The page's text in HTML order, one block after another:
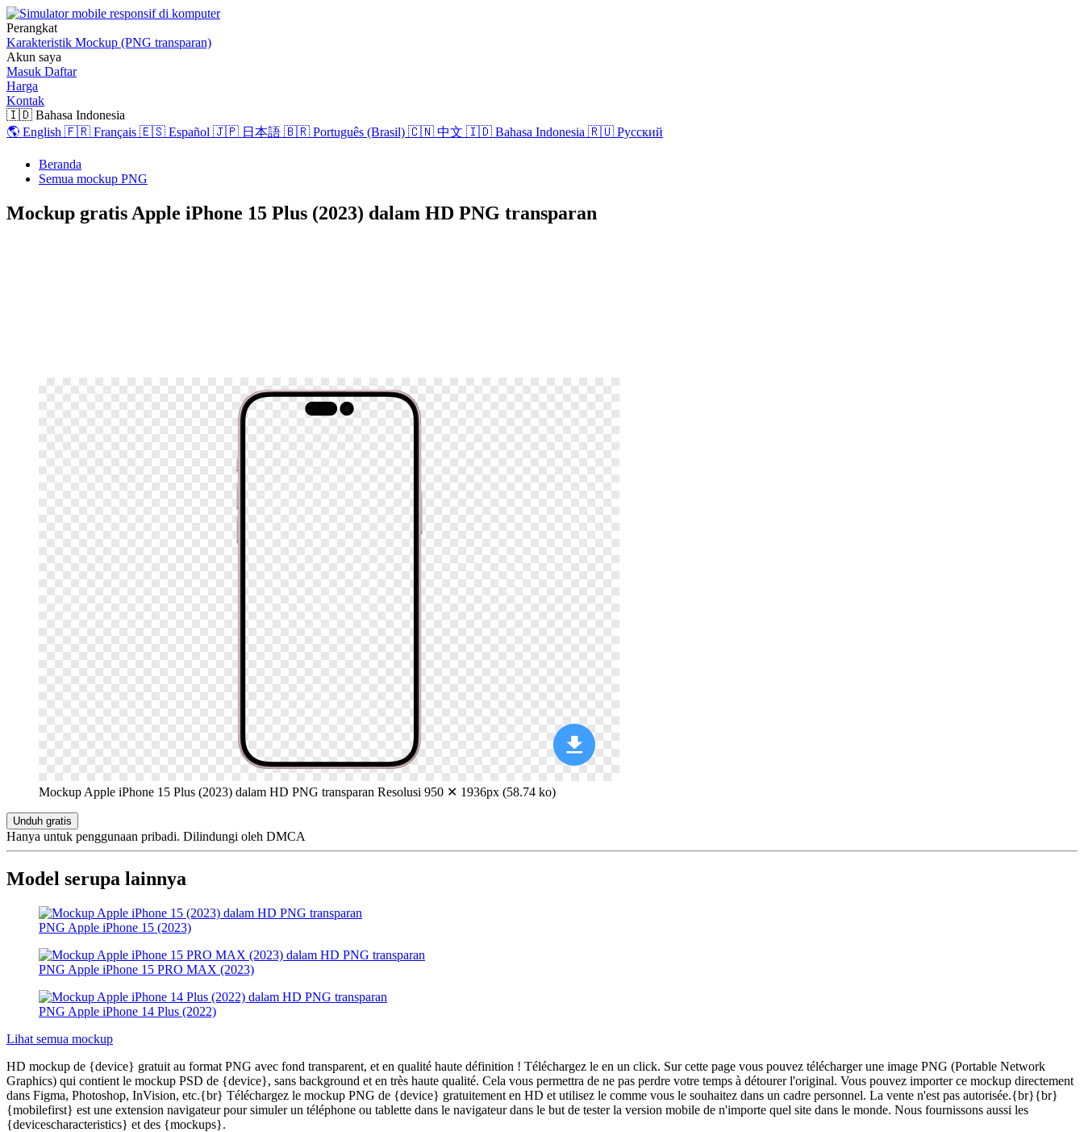
Perangkat
Karakteristik Mockup (PNG transparan)
Akun saya
Masuk Daftar
Harga
Kontak
🇮🇩 Bahasa Indonesia
🌎 English 🇫🇷 Français 🇪🇸 Español 🇯🇵 日本語 🇧🇷 Português (Brasil) 🇨🇳 中文 🇮🇩 Bahasa Indonesia 🇷🇺 Русский
Beranda
Semua mockup PNG
Mockup gratis Apple iPhone 15 Plus (2023) dalam HD PNG transparan
Mockup Apple iPhone 15 Plus (2023) dalam HD PNG transparan Resolusi 950 ✕ 1936px (58.74 ko)
Unduh gratis
Hanya untuk penggunaan pribadi. Dilindungi oleh DMCA
Model serupa lainnya
PNG Apple iPhone 15 (2023)
PNG Apple iPhone 15 PRO MAX (2023)
PNG Apple iPhone 14 Plus (2022)
Lihat semua mockup
HD mockup de {device} gratuit au format PNG avec fond transparent, et en qualité haute définition ! Téléchargez le en un click. Sur cette page vous pouvez télécharger une image PNG (Portable Network
Graphics) qui contient le mockup PSD de {device}, sans background et en très haute qualité. Cela vous permettra de ne pas perdre votre temps à détourer l'original. Vous pouvez importer ce mockup directement
dans Figma, Photoshop, InVision, etc.{br} Téléchargez le mockup PNG de {device} gratuitement en HD et utilisez le comme vous le souhaitez dans un cadre personnel. La vente n'est pas autorisée.{br}{br}
{mobilefirst} est une extension navigateur pour simuler un téléphone ou tablette dans le navigateur dans le but de tester la version mobile de n'importe quel site dans le monde. Nous fournissons aussi les
{devicescharacteristics} et des {mockups}.